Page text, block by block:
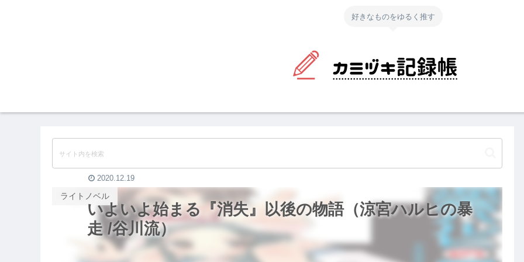
好きなものをゆるく推す
いよいよ始まる『消失』以後の物語（涼宮ハルヒの暴
走 /谷川流）
ライトノベル
2020.12.19